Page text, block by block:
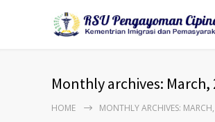
Monthly archives: March,
HOME MONTHLY ARCHIVES: